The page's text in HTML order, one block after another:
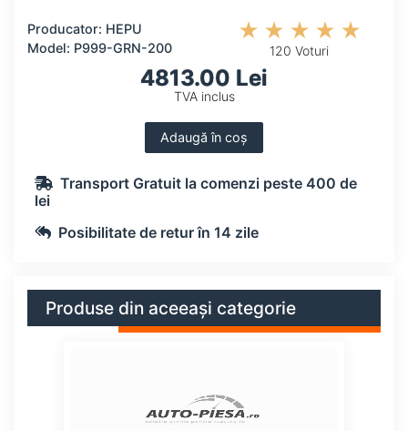
Producator: HEPU
Model: P999-GRN-200
120 Voturi
4813.00 Lei
TVA inclus
Adaugă în coș
Transport Gratuit la comenzi peste 400 de
lei
Posibilitate de retur în 14 zile
Produse din aceeași categorie